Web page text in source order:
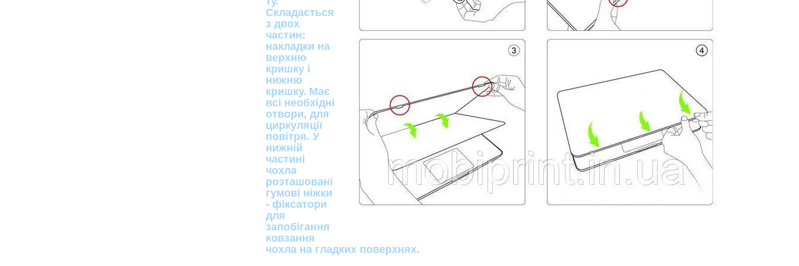
Складається
з двох
частин:
накладки на
верхню
кришку і
нижню
кришку. Має
всі необхідні
отвори, для
циркуляції
повітря. У
нижній
частині
чохла
розташовані
гумові ніжки
- фіксатори
для
запобігання
ковзання
чохла на гладких поверхнях.